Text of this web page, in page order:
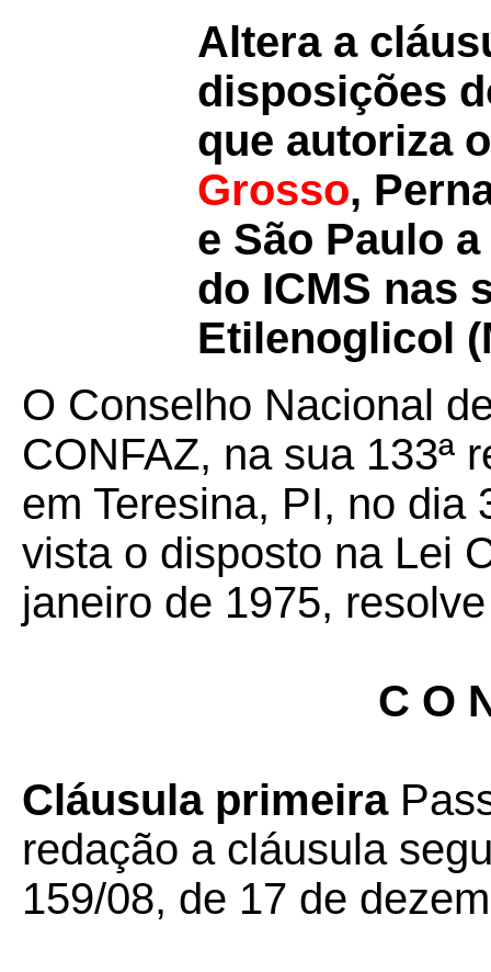
Altera a
disposições
que autoriza
Grosso,
e São Paulo
do ICMS nas
Etilenoglicol
O Conselho Nacional
CONFAZ, na sua 133ª
em Teresina, PI, no dia
vista o disposto na Lei
janeiro de 1975,
C O
Cláusula primeira
redação a cláusula
159/08, de 17 de